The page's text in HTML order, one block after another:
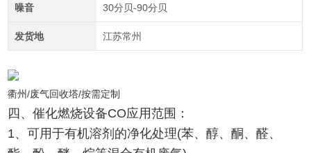
噪音 30分贝-90分贝
发货地 江苏常州
衢州/废气回收塔/按需定制
四、催化燃烧设备CO应用范围：
1、可用于有机溶剂的净化处理(苯、醇、酮、醛、